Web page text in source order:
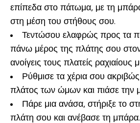
επίπεδα στο πάτωμα, με τη
στη μέση του στήθους σου.
Τεντώσου ελαφρώς προς τα
πάνω μέρος της πλάτης σου
ανοίγεις τους πλατείς ραχιαίους
Ρύθμισε τα χέρια σου
πλάτος των ώμων και πιάσε την
Πάρε μια ανάσα, στήριξε το
πλάτη σου και ανέβασε τη μπάρα.